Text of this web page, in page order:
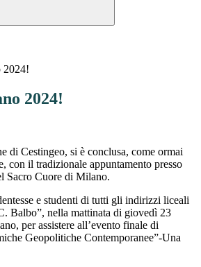
2024!
2024!
di Cestingeo, si è conclusa, come ormai
con il tradizionale appuntamento presso
Sacro Cuore di Milano.
e studenti di tutti gli indirizzi liceali
Balbo”, nella mattinata di giovedì 23
per assistere all’evento finale di
Geopolitiche Contemporanee”-Una